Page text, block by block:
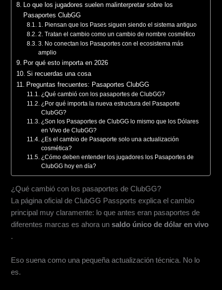
Lo que los jugadores suelen malinterpretar sobre los
Pasaportes ClubGG
1. Piensan que los Pases siguen siendo el sistema antiguo
2. Tratan el cambio como un cambio de nombre cosmético
3. No conectan los Pasaportes con el ecosistema más
amplio
Por qué esto importa en 2026
Si recuerdas una cosa
Preguntas frecuentes: Pasaportes ClubGG
¿Qué cambió con los pasaportes de ClubGG?
¿Por qué importa la nueva estructura del Pasaporte
ClubGG?
¿Son los Pasaportes de ClubGG lo mismo que los Dólares
en Vivo de ClubGG?
¿Es el cambio de Pasaporte solo una actualización
cosmética?
¿Cómo deben entender los jugadores los Pasaportes de
ClubGG hoy en día?
¿Qué cambió con los pasaportes de ClubGG?
La página oficial de ClubGG Passports explica el cambio
principal muy claramente: lo que antes eran pasaportes de
diferentes marcas es ahora unsaldo único de dólar en vivo
.
Eso suena como una pequeña actualización técnica. No lo
es.